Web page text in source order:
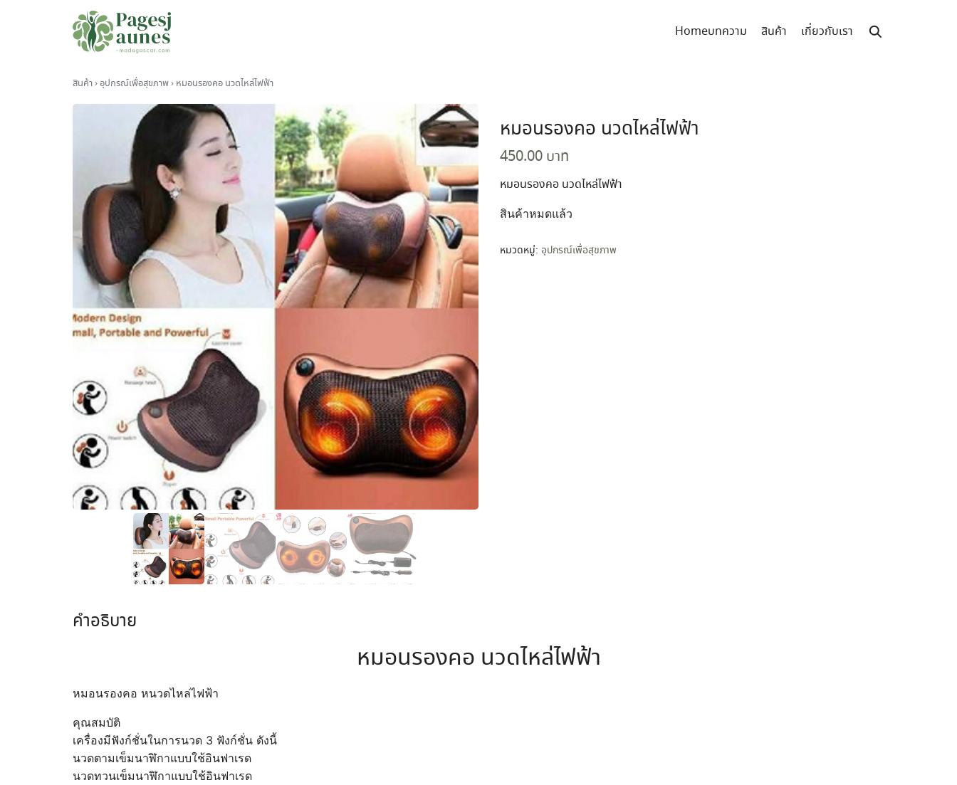
Homeบทความ สินค้า เกี่ยวกับเรา
สินค้า›อุปกรณ์เพื่อสุขภาพ› หมอนรองคอ นวดไหล่ไฟฟ้า
หมอนรองคอ นวดไหล่ไฟฟ้า
450.00 บาท
หมอนรองคอ นวดไหล่ไฟฟ้า
สินค้าหมดแล้ว
หมวดหมู่: อุปกรณ์เพื่อสุขภาพ
คำอธิบาย
หมอนรองคอ นวดไหล่ไฟฟ้า
หมอนรองคอ หนวดไหล่ไฟฟ้า
คุณสมบัติ
เครื่องมีฟังก์ชั่นในการนวด 3 ฟังก์ชั่น ดังนี้
นวดตามเข็มนาฬิกาแบบใช้อินฟาเรด
นวดทวนเข็มนาฬิกาแบบใช้อินฟาเรด